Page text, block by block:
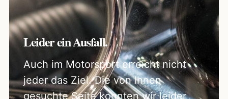
Leider ein Ausfall.
Auch im Motorsport erreicht nicht
jeder das Ziel. Die von Ihnen
gesuchte Seite konnten wir leider